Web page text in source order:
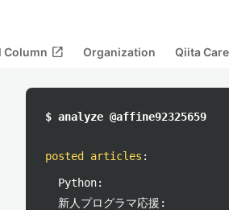
Column open_in_new Organization Qiita
$ analyze @affine92325659
posted articles :
Python:
新人プログラマ応援: